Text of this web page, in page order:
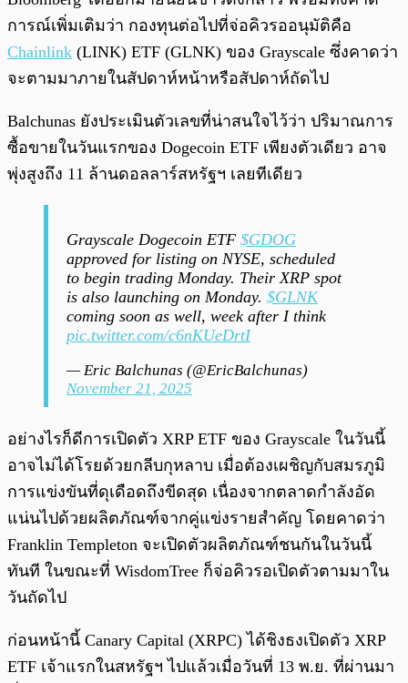
การณ์เพิ่มเติมว่า กองทุนต่อไปที่จ่อคิวรออนุมัติคือ
Chainlink (LINK) ETF (GLNK) ของ Grayscale ซึ่งคาดว่า
จะตามมาภายในสัปดาห์หน้าหรือสัปดาห์ถัดไป
Balchunas ยังประเมินตัวเลขที่น่าสนใจไว้ว่า ปริมาณการ
ซื้อขายในวันแรกของ Dogecoin ETF เพียงตัวเดียว อาจ
พุ่งสูงถึง 11 ล้านดอลลาร์สหรัฐฯ เลยทีเดียว
Grayscale Dogecoin ETF $GDOG
approved for listing on NYSE, scheduled
to begin trading Monday. Their XRP spot
is also launching on Monday. $GLNK
coming soon as well, week after I think
pic.twitter.com/c6nKUeDrtI
— Eric Balchunas (@EricBalchunas)
November 21, 2025
อย่างไรก็ดีการเปิดตัว XRP ETF ของ Grayscale ในวันนี้
อาจไม่ได้โรยด้วยกลีบกุหลาบ เมื่อต้องเผชิญกับสมรภูมิ
การแข่งขันที่ดุเดือดถึงขีดสุด เนื่องจากตลาดกำลังอัด
แน่นไปด้วยผลิตภัณฑ์จากคู่แข่งรายสำคัญ โดยคาดว่า
Franklin Templeton จะเปิดตัวผลิตภัณฑ์ชนกันในวันนี้
ทันที ในขณะที่ WisdomTree ก็จ่อคิวรอเปิดตัวตามมาใน
วันถัดไป
ก่อนหน้านี้ Canary Capital (XRPC) ได้ชิงธงเปิดตัว XRP
ETF เจ้าแรกในสหรัฐฯ ไปแล้วเมื่อวันที่ 13 พ.ย. ที่ผ่านมา